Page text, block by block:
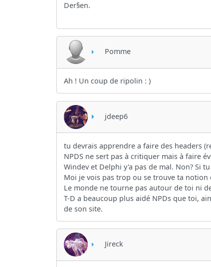
Der§en.
Pomme
Ah ! Un coup de ripolin : )
jdeep6
tu devrais apprendre a faire des headers
NPDS ne sert pas à critiquer mais à faire
Windev et Delphi y'a pas de mal. Non? Si
Moi je vois pas trop ou se trouve ta notion
Le monde ne tourne pas autour de toi ni
T-D a beaucoup plus aidé NPDs que toi,
de son site.
Jireck